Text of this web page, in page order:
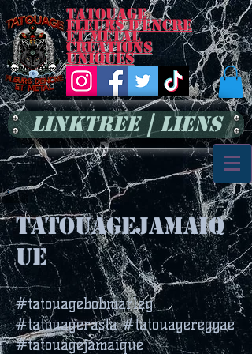
Tatouage
Fleurs d'encre
et métal
Créations
uniques
LinkTree | Liens
tatouagejamaiq
ue
#tatouagebobmarley
#tatouagerasta #tatouagereggae
#tatouagejamaique